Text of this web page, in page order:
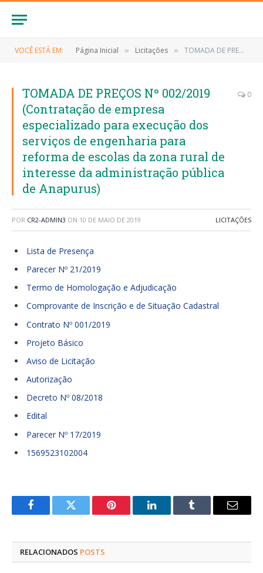
VOCÊ ESTÁ EM: Página Inicial » Licitações » TOMADA DE PREÇOS Nº 002/2019 (Contratação de empresa especializado para execução dos serviços de engenharia para reforma de escolas da zona rural de interesse da administração pública de Anapurus)
TOMADA DE PREÇOS Nº 002/2019
(Contratação de empresa
especializado para execução dos
serviços de engenharia para
reforma de escolas da zona rural de
interesse da administração pública
de Anapurus)
0
POR CR2-ADMIN3 ON 10 DE MAIO DE 2019 LICITAÇÕES
Lista de Presença
Parecer Nº 21/2019
Termo de Homologação e Adjudicação
Comprovante de Inscrição e de Situação Cadastral
Contrato Nº 001/2019
Projeto Básico
Aviso de Licitação
Autorização
Decreto Nº 08/2018
Edital
Parecer Nº 17/2019
1569523102004
FacebookTwitter Pinterest LinkedInTumblr
E-
RELACIONADOS POSTS